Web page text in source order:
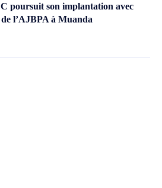
poursuit son implantation avec
l’AJBPA à Muanda